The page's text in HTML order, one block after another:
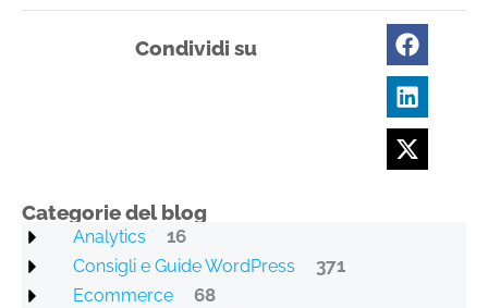
Condividi su
Categorie del blog
Analytics 16
Consigli e Guide WordPress 371
Ecommerce 68